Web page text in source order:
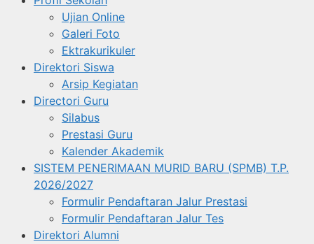
Ujian Online
Galeri Foto
Ektrakurikuler
Direktori Siswa
Arsip Kegiatan
Directori Guru
Silabus
Prestasi Guru
Kalender Akademik
SISTEM PENERIMAAN MURID BARU (SPMB) T.P.
2026/2027
Formulir Pendaftaran Jalur Prestasi
Formulir Pendaftaran Jalur Tes
Direktori Alumni